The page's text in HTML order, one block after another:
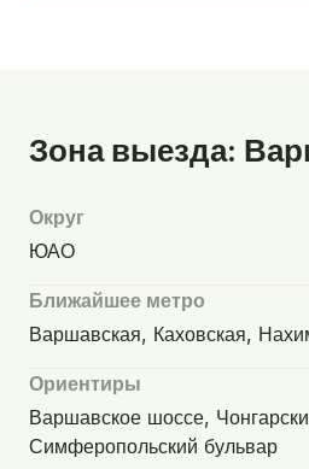
Зона выезда:
Округ
ЮАО
Ближайшее метро
Варшавская, Каховская,
Ориентиры
Варшавское шоссе,
Симферопольский бульвар